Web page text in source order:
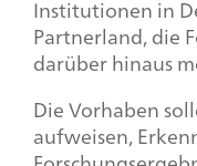
Institutionen in
Partnerland, die
darüber hinaus
Die Vorhaben
aufweisen,